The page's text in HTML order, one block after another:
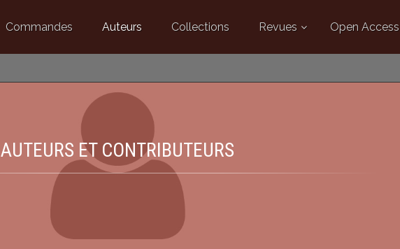
Commandes Auteurs Collections Revues Open Access
AUTEURS ET CONTRIBUTEURS